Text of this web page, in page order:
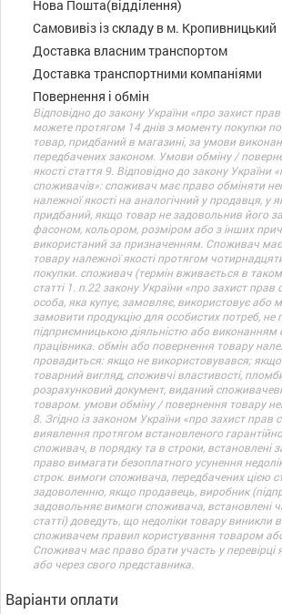
Нова Пошта(відділення)
Самовивіз із складу в м. Кропивницький
Доставка власним транспортом
Доставка транспортними компаніями
Повернення і обмін
Відповідно до закону України «про захист
можете протягом 14 днів з моменту покупки
товар, придбаний в магазині, за умови
передбачених законом. Умови обміну /
якості стаття 9. Відповідно до закону України
споживачів»: споживач має право обміняти
належної якості на аналогічний у продавця, у
придбаний, якщо товар не задовольнив його
фасоном, кольором, розміром або з інших
використаний за призначенням. Споживач
товару належної якості протягом
покупки. споживач (термін вживається в
статті 1. п.22 закону України «про захист
особа, яка купує, замовляє, використовує або
замовити продукцію для особистих потреб, не
підприємницькою діяльністю або виконанням
працівника. обмін або повернення товару
провадиться: якщо не використовувався;
товарний вигляд, споживчі властивості,
розрахунковий документ, виданий
товаром. умови обміну / повернення товару
8. Згідно із законом України «про захист прав
виявлення протягом встановленого
споживач, в порядку та в строки, встановлені
право вимагати безоплатного усунення
строк. вимоги споживача, передбачених цією
задоволенню, якщо продавець, виробник
задовольняє вимоги споживача, встановлені
статті) доведуть, що недоліки товару виникли
споживачем правил користування товаром або
Споживач має право брати участь у перевірці
або через свого представника.
Варіанти оплати